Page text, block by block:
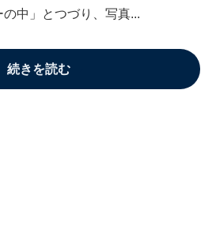
中」とつづり、写真...
続きを読む